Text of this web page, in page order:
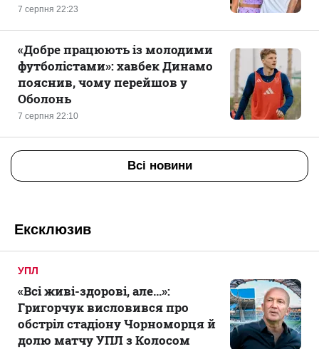
7 серпня 22:23
7 серпня 22:10
«Добре працюють із молодими
футболістами»: хавбек Динамо
пояснив, чому перейшов у
Оболонь
Всі новини
Ексклюзив
УПЛ
«Всі живі-здорові, але...»:
Григорчук висловився про
обстріл стадіону Чорноморця й
долю матчу УПЛ з Колосом